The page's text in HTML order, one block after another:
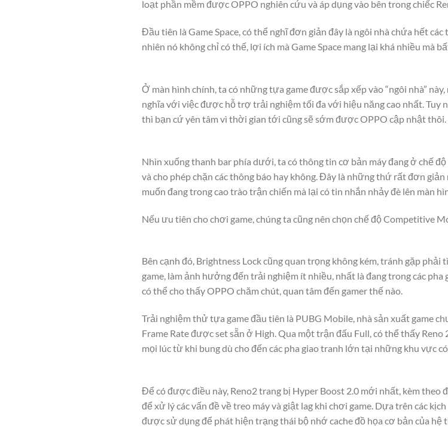
loạt phần mềm được OPPO nghiên cứu và áp dụng vào bên trong chiếc
Đầu tiên là Game Space, có thể nghĩ đơn giản đây là ngôi nhà chứa hết
nhiên nó không chỉ có thế, lợi ích mà Game Space mang lại khá nhiều mà
Ở màn hình chính, ta có những tựa game được sắp xếp vào “ngôi nhà”
nghĩa với việc được hỗ trợ trải nghiệm tối đa với hiệu năng cao nhất. Tuy
thì bạn cứ yên tâm vì thời gian tới cũng sẽ sớm được OPPO cập nhật thôi.
Nhìn xuống thanh bar phía dưới, ta có thông tin cơ bản máy đang ở chế
và cho phép chặn các thông báo hay không. Đây là những thứ rất đơn
muốn đang trong cao trào trận chiến mà lại có tin nhắn nhảy đè lên màn
Nếu ưu tiên cho chơi game, chúng ta cũng nên chọn chế độ Competitive
Bên cạnh đó, Brightness Lock cũng quan trọng không kém, tránh gặp
game, làm ảnh hưởng đến trải nghiệm ít nhiều, nhất là đang trong các
có thể cho thấy OPPO chăm chút, quan tâm đến gamer thế nào.
Trải nghiệm thử tựa game đầu tiên là PUBG Mobile, nhà sản xuất game
Frame Rate được set sẵn ở High. Qua một trận đấu Full, có thể thấy
mọi lúc từ khi bung dù cho đến các pha giao tranh lớn tại những khu vực
Để có được điều này, Reno2 trang bị Hyper Boost 2.0 mới nhất, kèm theo
để xử lý các vấn đề về treo máy và giật lag khi chơi game. Dựa trên các
được sử dụng để phát hiện trạng thái bộ nhớ cache đồ họa cơ bản của